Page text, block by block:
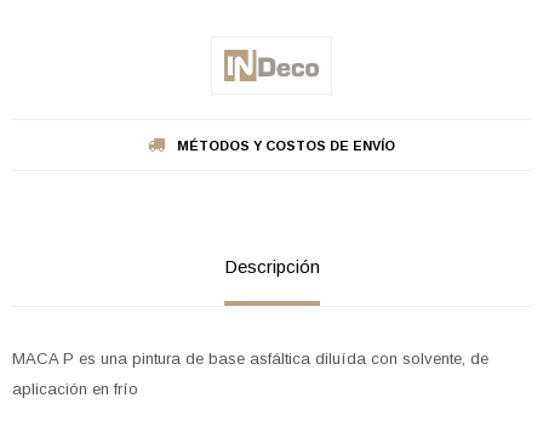
MÉTODOS Y COSTOS DE ENVÍO
Descripción
MACA P es una pintura de base asfáltica diluída con solvente, de
aplicación en frío